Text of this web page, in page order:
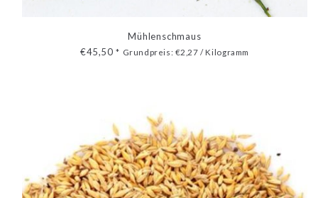
Mühlenschmaus
€45,50* Grundpreis: €2,27 / Kilogramm